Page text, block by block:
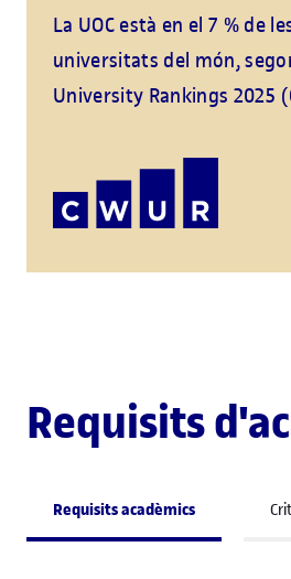
La UOC està en el 7 % de
universitats del món,
University Rankings 2025
Requisits
Requisits acadèmics